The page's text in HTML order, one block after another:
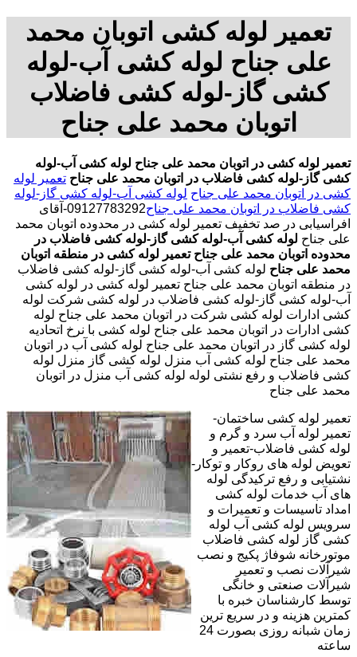
تعمیر لوله کشی اتوبان محمد
علی جناح لوله کشی آب-لوله
کشی گاز-لوله کشی فاضلاب
اتوبان محمد علی جناح
تعمیر لوله کشی در اتوبان محمد علی جناح لوله کشی آب-لوله
کشی گاز-لوله کشی فاضلاب در اتوبان محمد علی جناح تعمیر لوله
کشی در اتوبان محمد علی جناح لوله کشی آب-لوله کشی گاز-لوله
کشی فاضلاب در اتوبان محمد علی جناح
09127783292-آقای
افراسیابی در صد تخفیف تعمیر لوله کشی در محدوده اتوبان محمد
علی جناح لوله کشی آب-لوله کشی گاز-لوله کشی فاضلاب در
محدوده اتوبان محمد علی جناح تعمیر لوله کشی در منطقه اتوبان
محمد علی جناح لوله کشی آب-لوله کشی گاز-لوله کشی فاضلاب
در منطقه اتوبان محمد علی جناح تعمیر لوله کشی در لوله کشی
آب-لوله کشی گاز-لوله کشی فاضلاب در لوله کشی شرکت لوله
کشی ادارات لوله کشی شرکت در اتوبان محمد علی جناح لوله
کشی ادارات در اتوبان محمد علی جناح لوله کشی با نرخ اتحادیه
لوله کشی گاز در اتوبان محمد علی جناح لوله کشی آب در اتوبان
محمد علی جناح لوله کشی آب منزل لوله کشی گاز منزل لوله
کشی فاضلاب و رفع نشتی لوله لوله کشی آب منزل در اتوبان
محمد علی جناح
تعمیر لوله کشی ساختمان-
تعمیر لوله آب سرد و گرم و
لوله کشی فاضلاب-تعمیر و
تعویض لوله های روکار و توکار-
نشتیابی و رفع ترکیدگی لوله
های آب خدمات لوله کشی
امداد تاسیسات و تعمیرات و
سرویس لوله کشی آب لوله
کشی گاز لوله کشی فاضلاب
موتورخانه شوفاژ پکیج و نصب
شیرآلات نصب و تعمیر
شیرآلات صنعتی و خانگی
توسط کارشناسان خبره با
کمترین هزینه و در سریع ترین
زمان شبانه روزی بصورت 24
ساعته